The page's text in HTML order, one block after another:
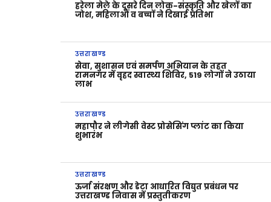
हरेला मेले के दूसरे दिन लोक-संस्कृति और खेलों का
जोश, महिलाओं व बच्चों ने दिखाई प्रतिभा
उत्तराखण्ड
सेवा, सुशासन एवं समर्पण अभियान के तहत
रामनगर में वृहद स्वास्थ्य शिविर, 519 लोगों ने उठाया
लाभ
उत्तराखण्ड
महापौर ने लीगेसी वेस्ट प्रोसेसिंग प्लांट का किया
शुभारंभ
उत्तराखण्ड
ऊर्जा संरक्षण और डेटा आधारित विद्युत प्रबंधन पर
उत्तराखण्ड निवास में प्रस्तुतीकरण